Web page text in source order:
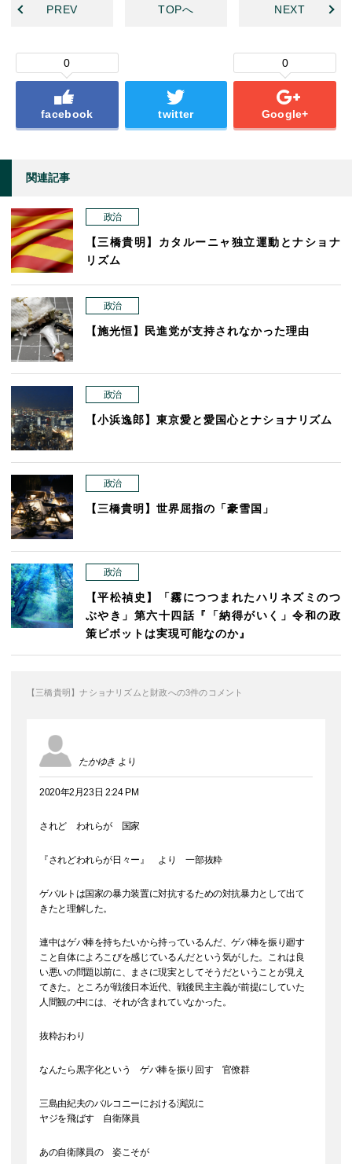
PREV TOPへ NEXT
0
facebook twitter
0
Google+
関連記事
政治
【三橋貴明】カタルーニャ独立運動とナショナ
リズム
政治
【施光恒】民進党が支持されなかった理由
政治
【小浜逸郎】東京愛と愛国心とナショナリズム
政治
【三橋貴明】世界屈指の「豪雪国」
政治
【平松禎史】「霧につつまれたハリネズミのつ
ぶやき」第六十四話『「納得がいく」令和の政
策ピボットは実現可能なのか』
【三橋貴明】ナショナリズムと財政への3件のコメント
たかゆき より
2020年2月23日 2:24 PM
されど われらが 国家
『されどわれらが日々ー』 より 一部抜粋
ゲバルトは国家の暴力装置に対抗するための対抗暴力として出て
きたと理解した。
連中はゲバ棒を持ちたいから持っているんだ、ゲバ棒を振り廻す
こと自体によろこびを感じているんだという気がした。これは良
い悪いの問題以前に、まさに現実としてそうだということが見え
てきた。ところが戦後日本近代、戦後民主主義が前提にしていた
人間観の中には、それが含まれていなかった。
抜粋おわり
なんたら黒字化という ゲバ棒を振り回す 官僚群
三島由紀夫のバルコニーにおける演説に
ヤジを飛ばす 自衛隊員
あの自衛隊員の 姿こそが